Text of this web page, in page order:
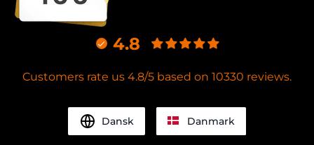
4.8
Customers rate us 4.8/5 based on 10330 reviews.
Dansk Danmark